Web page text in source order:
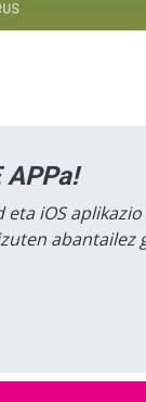
APPa!
iOS
abantailez